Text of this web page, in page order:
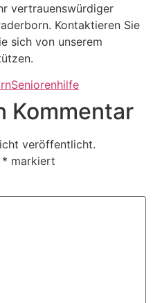
vertrauenswürdiger
Kontaktieren Sie
sich von unserem
Seniorenhilfe
Kommentar
veröffentlicht.
* markiert